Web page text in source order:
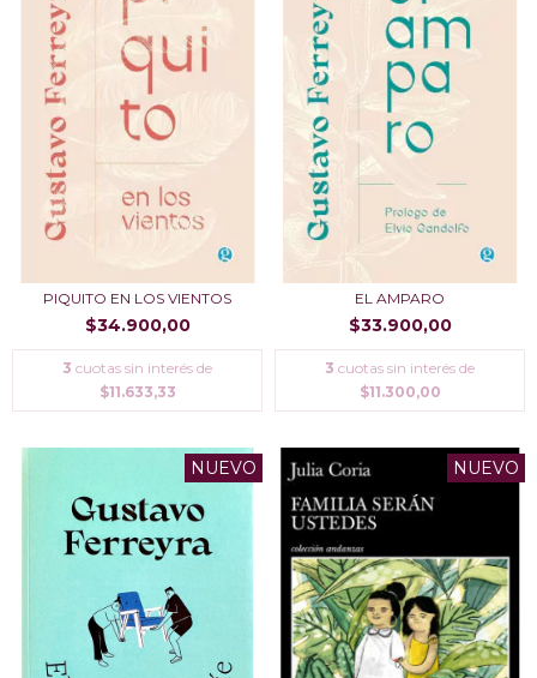
PIQUITO EN LOS VIENTOS
$34.900,00
3 cuotas sin interés de
$11.633,33
EL AMPARO
$33.900,00
3 cuotas sin interés de
$11.300,00
NUEVO NUEVO